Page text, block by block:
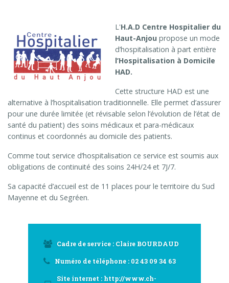
L'H.A.D Centre Hospitalier du
Haut-Anjou propose un mode
d’hospitalisation à part entière
l’Hospitalisation à Domicile
HAD.
Cette structure HAD est une
alternative à l’hospitalisation traditionnelle. Elle permet d’assurer
pour une durée limitée (et révisable selon l’évolution de l’état de
santé du patient) des soins médicaux et para-médicaux
continus et coordonnés au domicile des patients.
Comme tout service d’hospitalisation ce service est soumis aux
obligations de continuité des soins 24H/24 et 7J/7.
Sa capacité d’accueil est de 11 places pour le territoire du Sud
Mayenne et du Segréen.
Cadre de service : Claire BOURDAUD
Numéro de téléphone : 02 43 09 34 63
Site internet : http://www.ch-